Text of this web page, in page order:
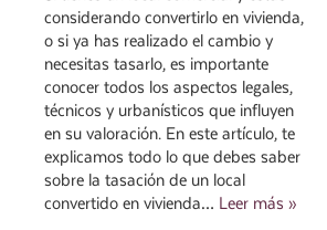
considerando convertirlo en vivienda,
o si ya has realizado el cambio y
necesitas tasarlo, es importante
conocer todos los aspectos legales,
técnicos y urbanísticos que influyen
en su valoración. En este artículo, te
explicamos todo lo que debes saber
sobre la tasación de un local
convertido en vivienda… Leer más »